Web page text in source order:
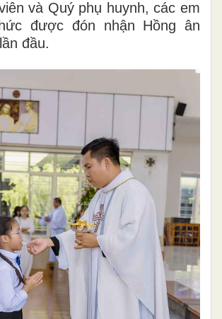
và Quý phụ huynh, các em
được đón nhận Hồng ân
đầu.